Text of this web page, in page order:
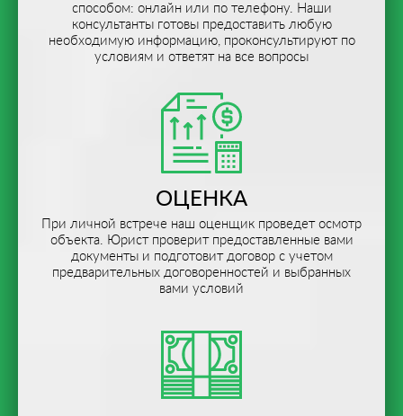
способом: онлайн или по телефону. Наши
консультанты готовы предоставить любую
необходимую информацию, проконсультируют по
условиям и ответят на все вопросы
ОЦЕНКА
При личной встрече наш оценщик проведет осмотр
объекта. Юрист проверит предоставленные вами
документы и подготовит договор с учетом
предварительных договоренностей и выбранных
вами условий